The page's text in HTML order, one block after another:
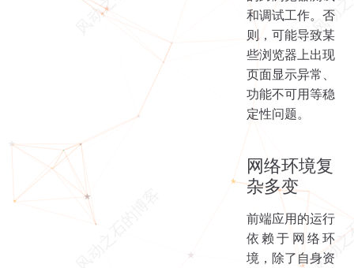
和调试工作。否
则，可能导致某
些浏览器上出现
页面显示异常、
功能不可用等稳
定性问题。
网络环境复
杂多变
前端应用的运行
依赖于网络环
境，除了自身资